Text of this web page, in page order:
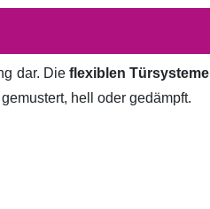
dar. Dieflexiblen Türsysteme
hell oder gedämpft.